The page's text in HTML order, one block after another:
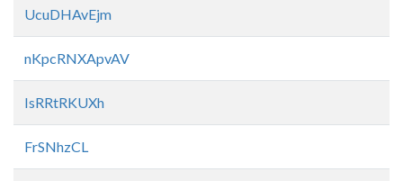
UcuDHAvEjm
nKpcRNXApvAV
IsRRtRKUXh
FrSNhzCL